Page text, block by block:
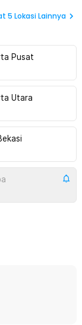
5 Lokasi Lainnya
Pusat
Utara